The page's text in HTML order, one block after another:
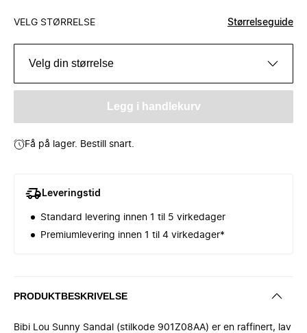
VELG STØRRELSE Størrelseguide
Velg din størrelse
Legg i handlekurv
Få på lager. Bestill snart.
Leveringstid
Standard levering innen 1 til 5 virkedager
Premiumlevering innen 1 til 4 virkedager*
PRODUKTBESKRIVELSE
Bibi Lou Sunny Sandal (stilkode 901Z08AA) er en raffinert, lav